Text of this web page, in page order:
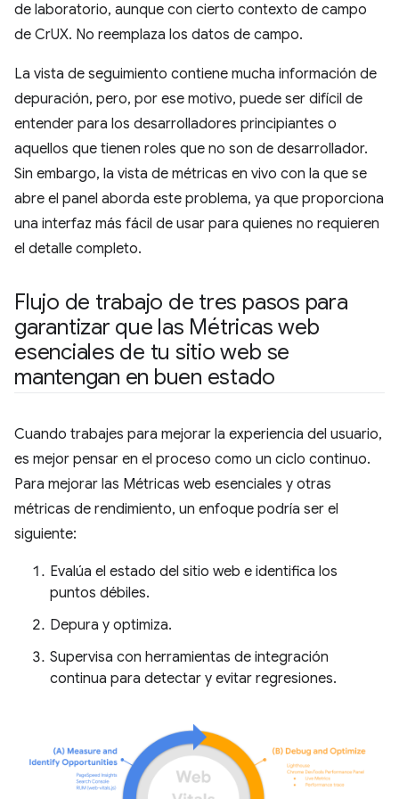
de laboratorio, aunque con cierto contexto de campo
de CrUX. No reemplaza los datos de campo.
La vista de seguimiento contiene mucha información de
depuración, pero, por ese motivo, puede ser difícil de
entender para los desarrolladores principiantes o
aquellos que tienen roles que no son de desarrollador.
Sin embargo, la vista de métricas en vivo con la que se
abre el panel aborda este problema, ya que proporciona
una interfaz más fácil de usar para quienes no requieren
el detalle completo.
Flujo de trabajo de tres pasos para
garantizar que las Métricas web
esenciales de tu sitio web se
mantengan en buen estado
Cuando trabajes para mejorar la experiencia del usuario,
es mejor pensar en el proceso como un ciclo continuo.
Para mejorar las Métricas web esenciales y otras
métricas de rendimiento, un enfoque podría ser el
siguiente:
Evalúa el estado del sitio web e identifica los
puntos débiles.
Depura y optimiza.
Supervisa con herramientas de integración
continua para detectar y evitar regresiones.